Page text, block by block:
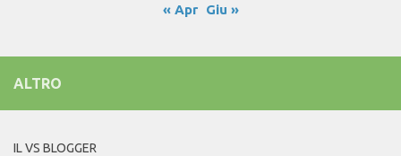
« Apr
Giu »
ALTRO
IL VS BLOGGER